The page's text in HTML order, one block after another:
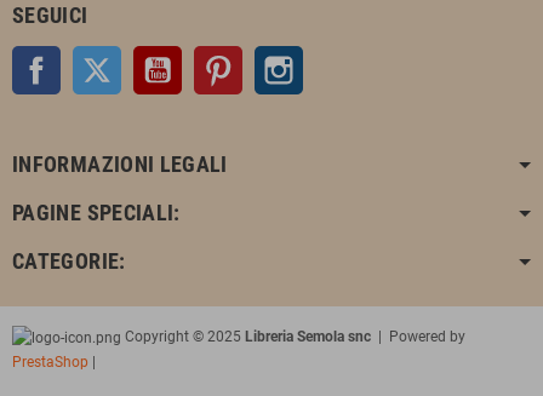
SEGUICI
Facebook Twitter YouTube Pinterest
INFORMAZIONI LEGALI
PAGINE SPECIALI:
CATEGORIE:
Copyright © 2025 Libreria Semola snc | Powered by
PrestaShop |